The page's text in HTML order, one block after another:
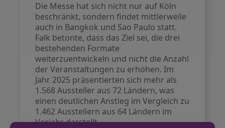
Die Messe hat sich nicht nur auf Köln
beschränkt, sondern findet mittlerweile
auch in Bangkok und Sao Paulo statt.
Falk betonte, dass das Ziel sei, die drei
bestehenden Formate
weiterzuentwickeln und nicht die Anzahl
der Veranstaltungen zu erhöhen. Im
Jahr 2025 präsentierten sich mehr als
1.568 Aussteller aus 72 Ländern, was
einen deutlichen Anstieg im Vergleich zu
1.462 Ausstellern aus 64 Ländern im
Vorjahr darstellt.